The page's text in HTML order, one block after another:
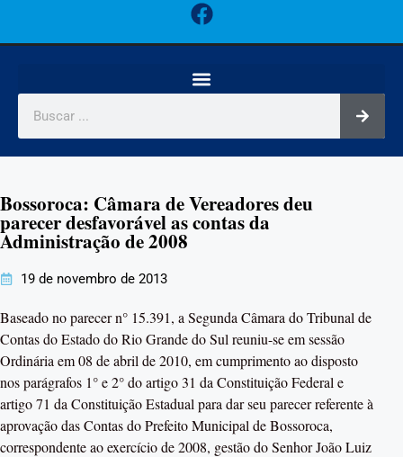
Bossoroca: Câmara de Vereadores deu
parecer desfavorável as contas da
Administração de 2008
19 de novembro de 2013
Baseado no parecer n° 15.391, a Segunda Câmara do Tribunal de
Contas do Estado do Rio Grande do Sul reuniu-se em sessão
Ordinária em 08 de abril de 2010, em cumprimento ao disposto
nos parágrafos 1° e 2° do artigo 31 da Constituição Federal e
artigo 71 da Constituição Estadual para dar seu parecer referente à
aprovação das Contas do Prefeito Municipal de Bossoroca,
correspondente ao exercício de 2008, gestão do Senhor João Luiz